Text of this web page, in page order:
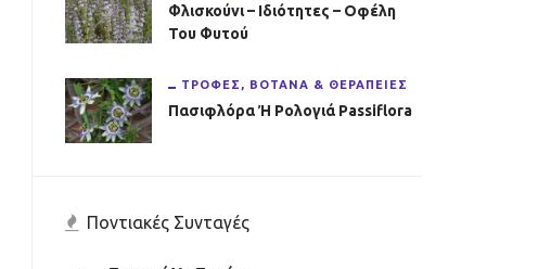
Φλισκούνι – Ιδιότητες – Οφέλη
Του Φυτού
ΤΡΟΦΈΣ, ΒΌΤΑΝΑ & ΘΕΡΑΠΕΊΕΣ
Πασιφλόρα Ή Ρολογιά Passiflora
Ποντιακές Συνταγές